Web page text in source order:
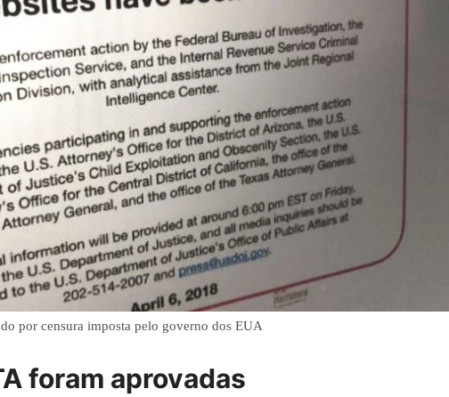
por censura imposta pelo governo dos EUA
foram aprovadas